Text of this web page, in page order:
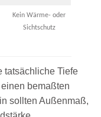
Kein Wärme- oder
Sichtschutz
tatsächliche Tiefe
bemaßten
sollten Außenmaß,